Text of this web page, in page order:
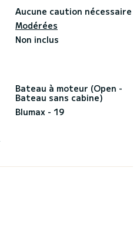
Aucune caution nécessaire
Modérées
Non inclus
Bateau à moteur (Open -
Bateau sans cabine)
Blumax - 19